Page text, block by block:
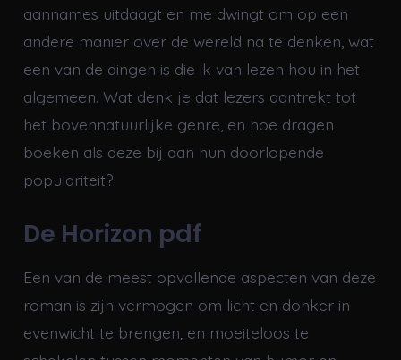
aannames uitdaagt en me dwingt om op een
andere manier over de wereld na te denken, wat
een van de dingen is die ik van lezen hou in het
algemeen. Wat denk je dat lezers aantrekt tot
het bovennatuurlijke genre, en hoe dragen
boeken als deze bij aan hun doorlopende
populariteit?
De Horizon pdf
Een van de meest opvallende aspecten van deze
roman is zijn vermogen om licht en donker in
evenwicht te brengen, en moeiteloos te